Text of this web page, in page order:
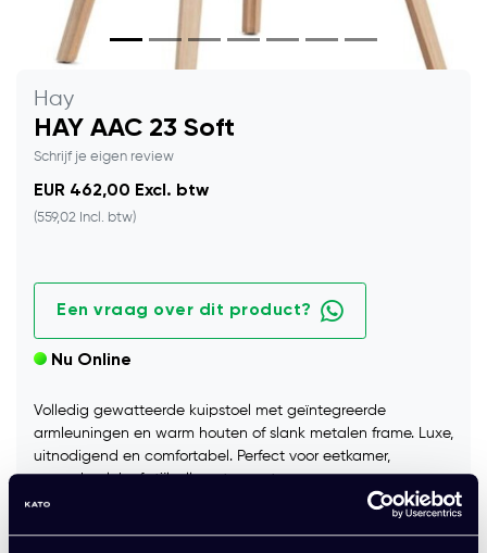
Hay
HAY AAC 23 Soft
Schrijf je eigen review
EUR 462,00 Excl. btw
(559,02 Incl. btw)
Een vraag over dit product?
Nu Online
Volledig gewatteerde kuipstoel met geïntegreerde
armleuningen en warm houten of slank metalen frame. Luxe,
uitnodigend en comfortabel. Perfect voor eetkamer,
vergaderplek of stijlvolle ontvangst.
Kleur frame :